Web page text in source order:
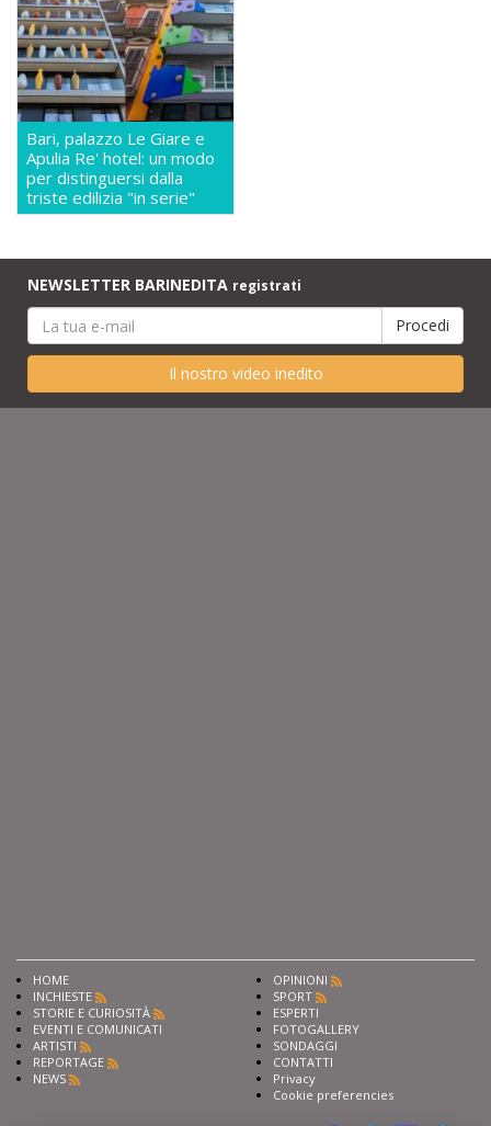
Bari, palazzo Le Giare e
Apulia Re' hotel: un modo
per distinguersi dalla
triste edilizia "in serie"
NEWSLETTER BARINEDITA registrati
Il nostro video inedito
HOME
INCHIESTE
STORIE E CURIOSITÀ
EVENTI E COMUNICATI
ARTISTI
REPORTAGE
NEWS
OPINIONI
SPORT
ESPERTI
FOTOGALLERY
SONDAGGI
CONTATTI
Privacy
Cookie preferencies